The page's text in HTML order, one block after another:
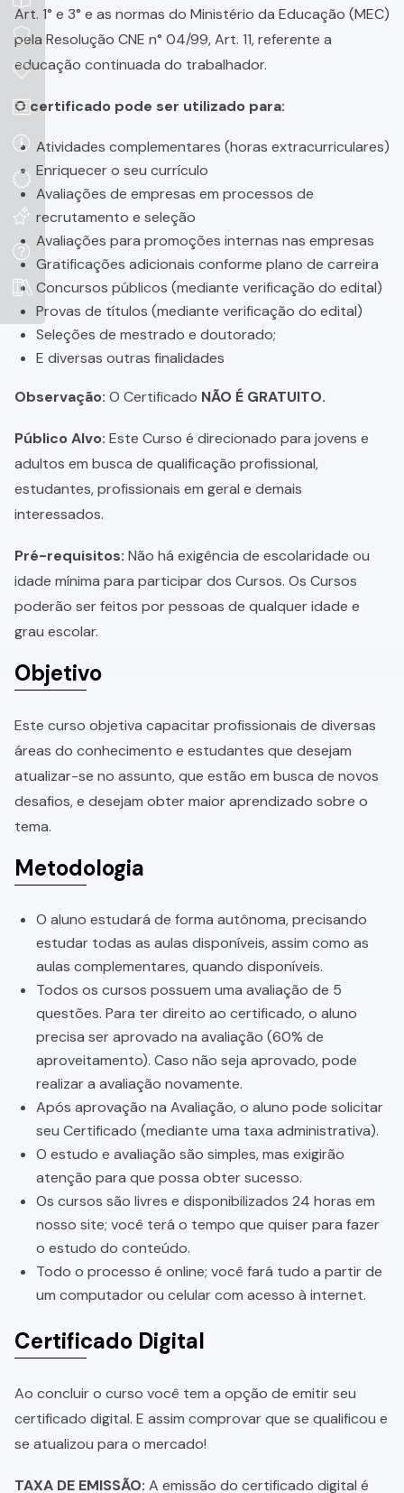
Art. 1° e 3° e as normas do Ministério da Educação (MEC)
pela Resolução CNE n° 04/99, Art. 11, referente a
educação continuada do trabalhador.
O certificado pode ser utilizado para:
Atividades complementares (horas extracurriculares)
Enriquecer o seu currículo
Avaliações de empresas em processos de
recrutamento e seleção
Avaliações para promoções internas nas empresas
Gratificações adicionais conforme plano de carreira
Concursos públicos (mediante verificação do edital)
Provas de títulos (mediante verificação do edital)
Seleções de mestrado e doutorado;
E diversas outras finalidades
Observação: O Certificado NÃO É GRATUITO.
Público Alvo: Este Curso é direcionado para jovens e
adultos em busca de qualificação profissional,
estudantes, profissionais em geral e demais
interessados.
Pré-requisitos: Não há exigência de escolaridade ou
idade mínima para participar dos Cursos. Os Cursos
poderão ser feitos por pessoas de qualquer idade e
grau escolar.
Objetivo
Este curso objetiva capacitar profissionais de diversas
áreas do conhecimento e estudantes que desejam
atualizar-se no assunto, que estão em busca de novos
desafios, e desejam obter maior aprendizado sobre o
tema.
Metodologia
O aluno estudará de forma autônoma, precisando
estudar todas as aulas disponíveis, assim como as
aulas complementares, quando disponíveis.
Todos os cursos possuem uma avaliação de 5
questões. Para ter direito ao certificado, o aluno
precisa ser aprovado na avaliação (60% de
aproveitamento). Caso não seja aprovado, pode
realizar a avaliação novamente.
Após aprovação na Avaliação, o aluno pode solicitar
seu Certificado (mediante uma taxa administrativa).
O estudo e avaliação são simples, mas exigirão
atenção para que possa obter sucesso.
Os cursos são livres e disponibilizados 24 horas em
nosso site; você terá o tempo que quiser para fazer
o estudo do conteúdo.
Todo o processo é online; você fará tudo a partir de
um computador ou celular com acesso à internet.
Certificado Digital
Ao concluir o curso você tem a opção de emitir seu
certificado digital. E assim comprovar que se qualificou e
se atualizou para o mercado!
TAXA DE EMISSÃO: A emissão do certificado digital é